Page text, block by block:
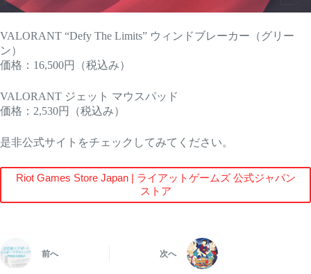
VALORANT “Defy The Limits” ウィンドブレーカー（グリー
ン）
価格：16,500円（税込み）
VALORANT ジェット マウスパッド
価格：2,530円（税込み）
是非公式サイトをチェックしてみてください。
Riot Games Store Japan | ライアットゲームズ 公式ジャパン
ストア
前へ 次へ